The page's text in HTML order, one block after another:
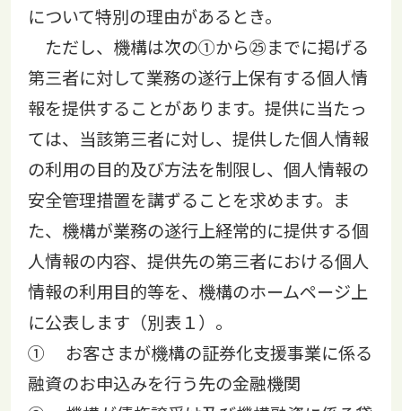
について特別の理由があるとき。
ただし、機構は次の①から㉕までに掲げる
第三者に対して業務の遂行上保有する個人情
報を提供することがあります。提供に当たっ
ては、当該第三者に対し、提供した個人情報
の利用の目的及び方法を制限し、個人情報の
安全管理措置を講ずることを求めます。ま
た、機構が業務の遂行上経常的に提供する個
人情報の内容、提供先の第三者における個人
情報の利用目的等を、機構のホームページ上
に公表します（別表１）。
① お客さまが機構の証券化支援事業に係る
融資のお申込みを行う先の金融機関